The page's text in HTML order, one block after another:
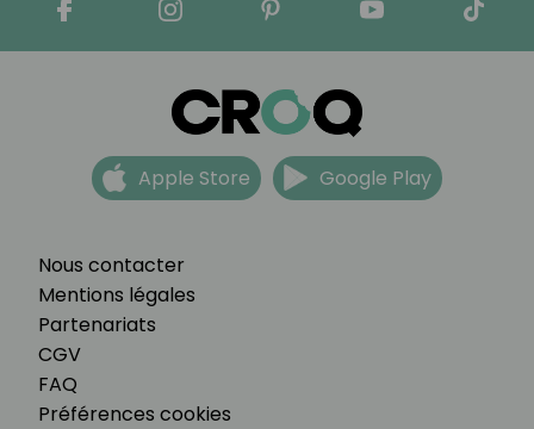
Nous contacter
Mentions légales
Partenariats
CGV
FAQ
Préférences cookies
Apple Store Google Play